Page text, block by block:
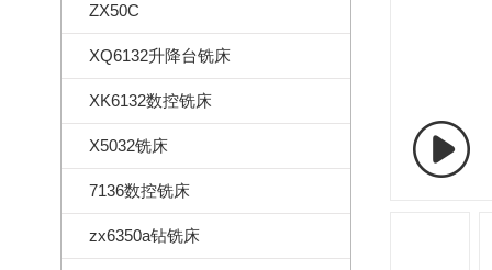
ZX50C
XQ6132升降台铣床
XK6132数控铣床
X5032铣床
7136数控铣床
zx6350a钻铣床